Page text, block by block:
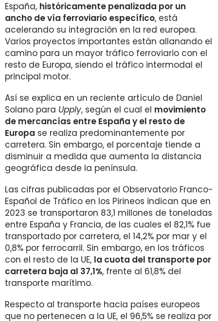
España, históricamente penalizada por un
ancho de vía ferroviario específico, está
acelerando su integración en la red europea.
Varios proyectos importantes están allanando el
camino para un mayor tráfico ferroviario con el
resto de Europa, siendo el tráfico intermodal el
principal motor.
Así se explica en un reciente artículo de Daniel
Solano para Upply, según el cual el movimiento
de mercancías entre España y el resto de
Europa se realiza predominantemente por
carretera. Sin embargo, el porcentaje tiende a
disminuir a medida que aumenta la distancia
geográfica desde la península.
Las cifras publicadas por el Observatorio Franco-
Español de Tráfico en los Pirineos indican que en
2023 se transportaron 83,1 millones de toneladas
entre España y Francia, de las cuales el 82,1% fue
transportado por carretera, el 14,2% por mar y el
0,8% por ferrocarril. Sin embargo, en los tráficos
con el resto de la UE, la cuota del transporte por
carretera baja al 37,1%, frente al 61,8% del
transporte marítimo.
Respecto al transporte hacia países europeos
que no pertenecen a la UE, el 96,5% se realiza por